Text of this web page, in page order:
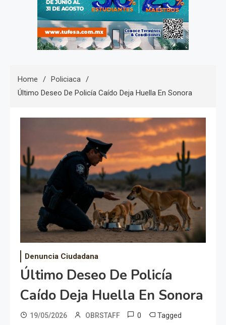
Home
Policiaca
Último Deseo De Policía Caído Deja Huella En Sonora
Denuncia Ciudadana
Último Deseo De Policía
Caído Deja Huella En Sonora
19/05/2026 OBRSTAFF 0 Tagged